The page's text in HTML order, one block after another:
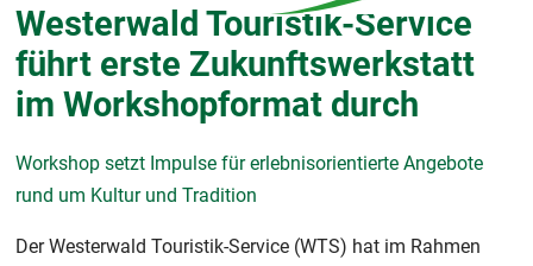
Westerwald Touristik-Service
führt erste Zukunftswerkstatt
im Workshopformat durch
Workshop setzt Impulse für erlebnisorientierte Angebote
rund um Kultur und Tradition
Der Westerwald Touristik-Service (WTS) hat im Rahmen